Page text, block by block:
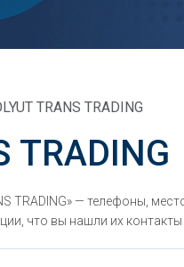
TRANS TRADING
TRADING
TRADING» — телефоны,
что вы нашли их контакты